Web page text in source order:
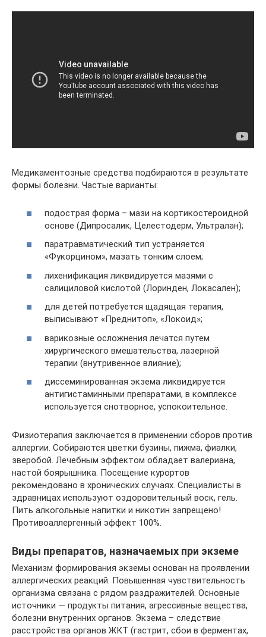
Медикаментозные средства подбираются в результате
формы болезни. Частые варианты:
подострая форма – мази на кортикостероидной
основе (Дипросалик, Целестодерм, Ультралан);
паратравматический тип устраняется
«Фукорцином», мазать тонким слоем;
лихенификация ликвидируется мазями с
салициловой кислотой (Лоринден, Локасален);
для детей потребуется щадящая терапия,
выписывают «Преднитоп», «Локоид»;
варикозные осложнения лечатся путем
хирургического вмешательства, лазерной
терапии (внутривенное влияние);
диссеминированная экзема ликвидируется
антигистаминными препаратами, в комплексе
используется снотворное, успокоительное.
Физиотерапия заключается в применении сборов против
аллергии. Собираются цветки бузины, пижма, фиалки,
зверобой. Лечебным эффектом обладает валериана,
настой боярышника. Посещение курортов
рекомендовано в хронических случаях. Специалисты в
здравницах используют оздоровительный воск, гель.
Пить алкогольные напитки и никотин запрещено!
Противоаллергенный эффект 100%.
Виды препаратов, назначаемых при экземе
Механизм формирования экземы основан на проявлении
аллергических реакций. Повышенная чувствительность
организма связана с рядом раздражителей. Основные
источники — продукты питания, агрессивные вещества,
болезни внутренних органов. Экзема – следствие
расстройства органов ЖКТ (гастрит, сбои в ферментах,